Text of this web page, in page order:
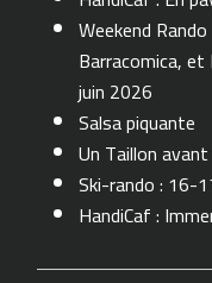
Weekend
Barracomica,
juin 2026
Salsa piquante
Un Taillon
Ski-rando : 16-
HandiCaf :